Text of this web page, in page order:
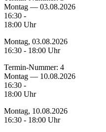
Montag — 03.08.2026
16:30 -
18:00 Uhr
Montag, 03.08.2026
16:30 - 18:00 Uhr
Termin-Nummer: 4
Montag — 10.08.2026
16:30 -
18:00 Uhr
Montag, 10.08.2026
16:30 - 18:00 Uhr